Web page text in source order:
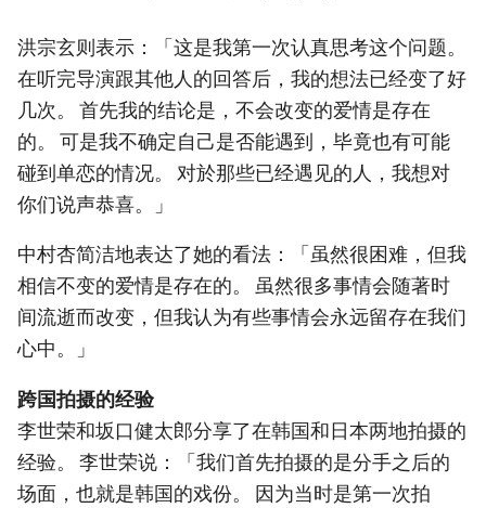
洪宗玄则表示：「这是我第一次认真思考这个问题。
在听完导演跟其他人的回答后，我的想法已经变了好
几次。 首先我的结论是，不会改变的爱情是存在
的。 可是我不确定自己是否能遇到，毕竟也有可能
碰到单恋的情况。 对於那些已经遇见的人，我想对
你们说声恭喜。」
中村杏简洁地表达了她的看法：「虽然很困难，但我
相信不变的爱情是存在的。 虽然很多事情会随著时
间流逝而改变，但我认为有些事情会永远留存在我们
心中。」
跨国拍摄的经验
李世荣和坂口健太郎分享了在韩国和日本两地拍摄的
经验。 李世荣说：「我们首先拍摄的是分手之后的
场面，也就是韩国的戏份。 因为当时是第一次拍